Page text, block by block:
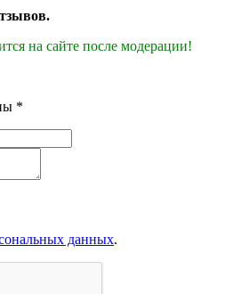
на сайте после модерации!
*
данных.